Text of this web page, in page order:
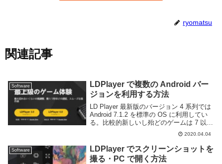
ryomatsu
関連記事
Software
LDPlayer で複数の Android バー
ジョンを利用する方法
LD Player 最新版のバージョン 4 系列では
Android 7.1.2 を標準の OS に利用してい
る。比較的新しいし殆どのゲームは 7 以上
であれば動作するのであまり問題は無い。
しかし、エミュレーターは実機と比べると
ゲームが動作...
2020.04.04
Software
LDPlayer でスクリーンショットを
撮る・PC で開く方法